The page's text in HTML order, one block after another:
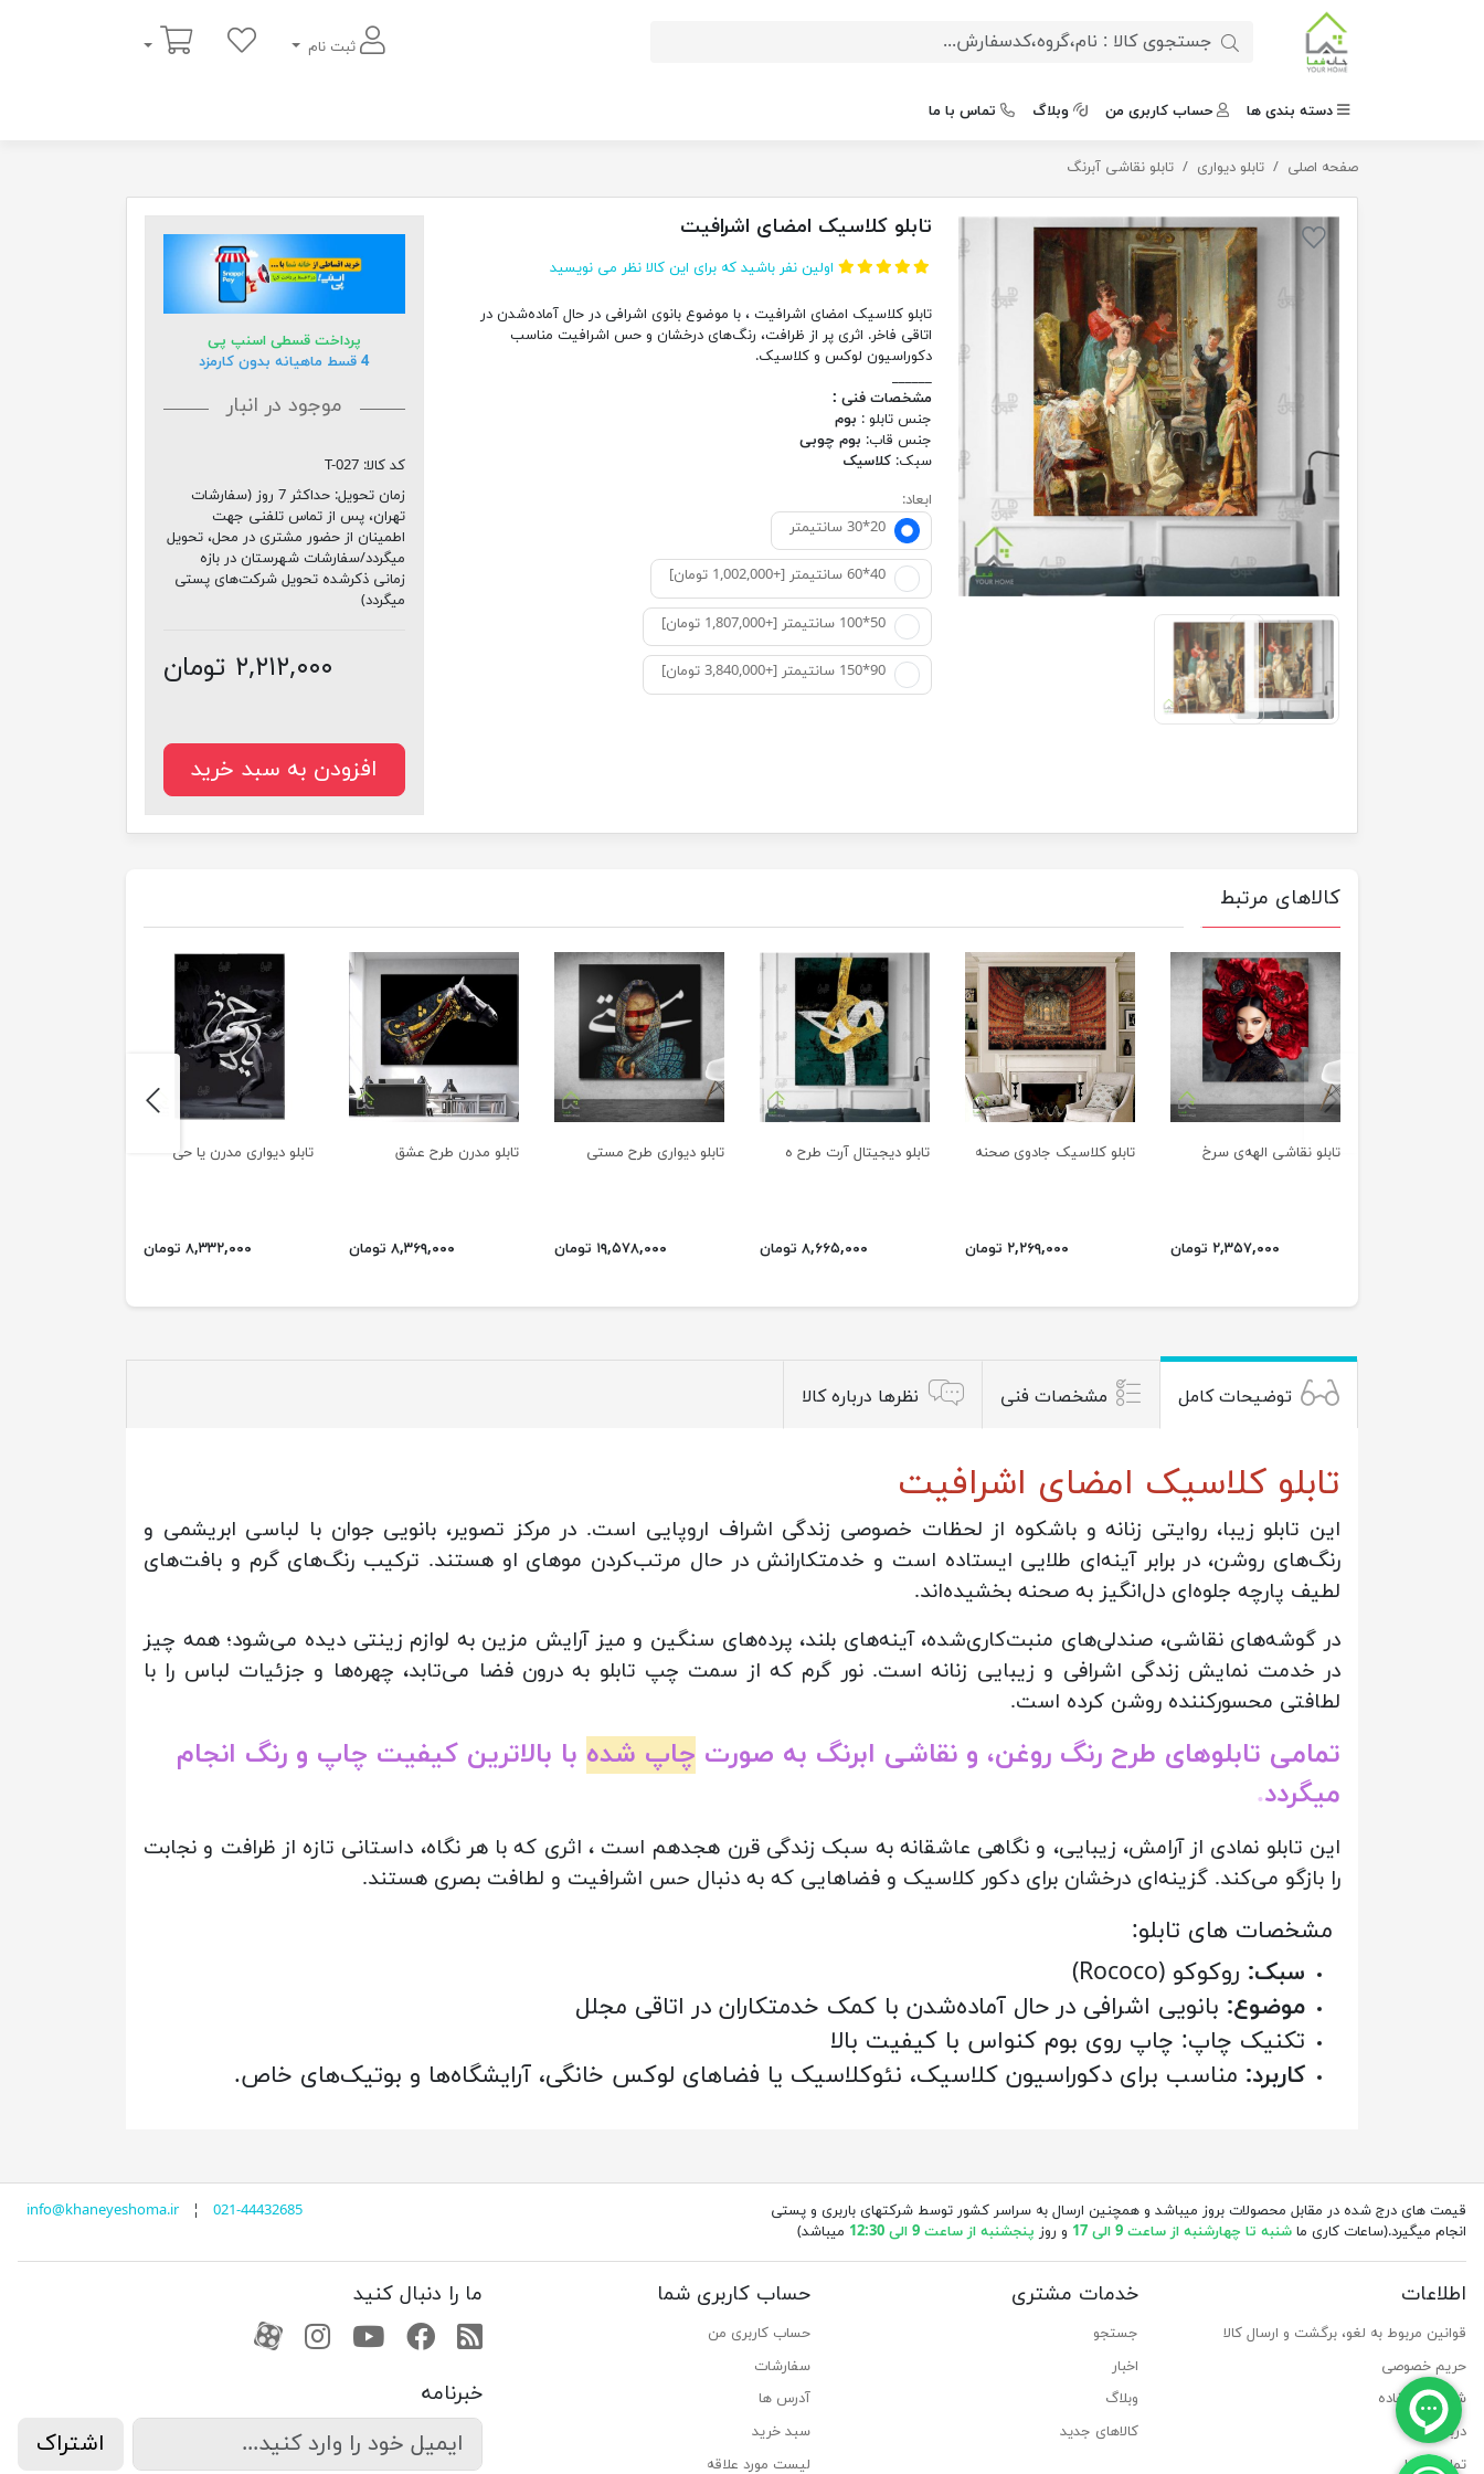
ثبت نام
سبد خرید
دسته بندی ها حساب کاربری من وبلاگ تماس با ما
صفحه اصلی تابلو دیواری تابلو نقاشی آبرنگتابلو کلاسیک امضای اشرافیت
تابلو کلاسیک امضای اشرافیت
اولین نفر باشید که برای این کالا نظر می نویسید
تابلو کلاسیک امضای اشرافیت ، با موضوع بانوی اشرافی در حال آماده‌شدن در
اتاقی فاخر. اثری پر از ظرافت، رنگ‌های درخشان و حس اشرافیت مناسب
دکوراسیون لوکس و کلاسیک.
______
مشخصات فنی :
جنس تابلو : بوم
جنس قاب: بوم چوبی
سبک: کلاسیک
ابعاد:
20*30 سانتيمتر
40*60 سانتیمتر [+1,002,000 تومان]
50*100 سانتیمتر [+1,807,000 تومان]
90*150 سانتیمتر [+3,840,000 تومان]
پرداخت قسطی اسنپ پی
4 قسط ماهیانه بدون کارمزد
موجود در انبار
کد کالا: T-027
زمان تحویل:
حداکثر 7 روز (سفارشات
تهران، پس از تماس تلفنی جهت
اطمینان از حضور مشتری در محل، تحویل
میگردد/سفارشات شهرستان در بازه
زمانی ذکرشده تحویل شرکت‌های پستی
میگردد)
۲,۲۱۲,۰۰۰ تومان
افزودن به سبد خرید
کالاهای مرتبط
تابلو نقاشی الهه‌ی سرخ
۲,۳۵۷,۰۰۰ تومان
تابلو کلاسیک جادوی صحنه
۲,۲۶۹,۰۰۰ تومان
تابلو دیجیتال آرت طرح ه
۸,۶۶۵,۰۰۰ تومان
تابلو دیواری طرح مستی
۱۹,۵۷۸,۰۰۰ تومان
تابلو مدرن طرح عشق
۸,۳۶۹,۰۰۰ تومان
تابلو دیواری مدرن یا حی
۸,۳۳۲,۰۰۰ تومان
previus
next
توضیحات کامل مشخصات فنی نظرها درباره کالا
تابلو کلاسیک امضای اشرافیت
این تابلو زیبا، روایتی زنانه و باشکوه از لحظات خصوصی زندگی اشراف اروپایی است. در مرکز تصویر، بانویی جوان با لباسی ابریشمی و
رنگ‌های روشن، در برابر آینه‌ای طلایی ایستاده است و خدمتکارانش در حال مرتب‌کردن موهای او هستند. ترکیب رنگ‌های گرم و بافت‌های
لطیف پارچه جلوه‌ای دل‌انگیز به صحنه بخشیده‌اند.
در گوشه‌های نقاشی، صندلی‌های منبت‌کاری‌شده، آینه‌های بلند، پرده‌های سنگین و میز آرایش مزین به لوازم زینتی دیده می‌شود؛ همه چیز
در خدمت نمایش زندگی اشرافی و زیبایی زنانه است. نور گرم که از سمت چپ تابلو به درون فضا می‌تابد، چهره‌ها و جزئیات لباس را با
لطافتی محسورکننده روشن کرده است.
تمامی تابلوهای طرح رنگ روغن، و نقاشی ابرنگ به صورت چاپ شده با بالاترین کیفیت چاپ و رنگ انجام
میگردد.
این تابلو نمادی از آرامش، زیبایی، و نگاهی عاشقانه به سبک زندگی قرن هجدهم است ، اثری که با هر نگاه، داستانی تازه از ظرافت و نجابت
را بازگو می‌کند. گزینه‌ای درخشان برای دکور کلاسیک و فضاهایی که به دنبال حس اشرافیت و لطافت بصری هستند.
سبک: روکوکو (Rococo)
موضوع: بانویی اشرافی در حال آماده‌شدن با کمک خدمتکاران در اتاقی مجلل
تکنیک چاپ: چاپ روی بوم کنواس با کیفیت بالا
کاربرد: مناسب برای دکوراسیون کلاسیک، نئوکلاسیک یا فضاهای لوکس خانگی، آرایشگاه‌ها و بوتیک‌های خاص.
قیمت های درج شده در مقابل محصولات بروز میباشد و همچنین ارسال به سراسر کشور توسط شرکتهای باربری و پستی
انجام میگیرد.(ساعات کاری ما شنبه تا چهارشنبه از ساعت 9 الی 17 و روز پنجشنبه از ساعت 9 الی 12:30 میباشد)
info@khaneyeshoma.ir¦ 021-44432685
اطلاعات
قوانین مربوط به لغو، برگشت و ارسال کالا
حریم خصوصی
شرایط استفاده
درباره ما
تماس با ما
خدمات مشتری
جستجو
اخبار
وبلاگ
کالاهای جدید
حساب کاربری شما
حساب کاربری من
سفارشات
آدرس ها
سبد خرید
لیست مورد علاقه
ما را دنبال کنید
RSS فیسبوکیوتیوبکانال آپارات
کانال آپارات
خبرنامه
اشتراک